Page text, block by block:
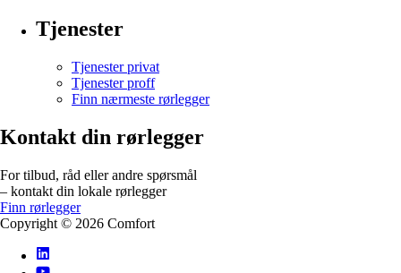
Tjenester
Tjenester privat
Tjenester proff
Finn nærmeste rørlegger
Kontakt din rørlegger
For tilbud, råd eller andre spørsmål
– kontakt din lokale rørlegger
Finn rørlegger
Copyright © 2026 Comfort